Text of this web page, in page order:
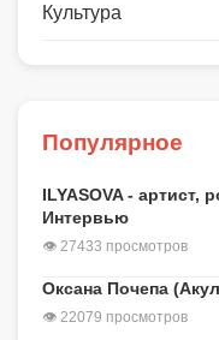
Культура
Популярное
ILYASOVA - артист,
Интервью
👁 27433 просмотров
Оксана Почепа
👁 22079 просмотров